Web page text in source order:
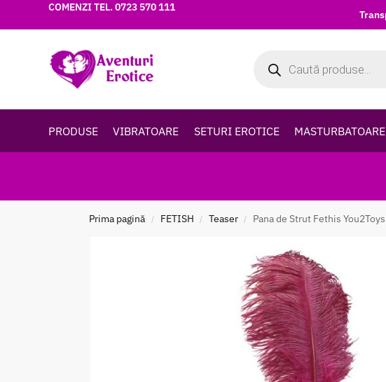
COMENZI TEL.0723 570 111
PRODUSE VIBRATOARE SETURI EROTICE MASTURBATOARE
Prima pagină / FETISH / Teaser / Pana de Strut Fethis You2Toys